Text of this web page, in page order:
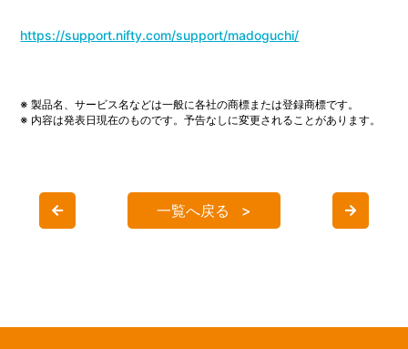
https://support.nifty.com/support/madoguchi/
※ 製品名、サービス名などは一般に各社の商標または登録商標です。
※ 内容は発表日現在のものです。予告なしに変更されることがあります。
一覧へ戻る